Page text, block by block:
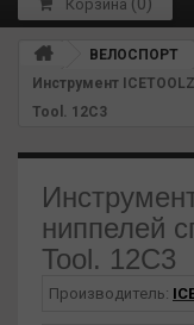
Корзина
ВЕЛОСПОРТ
Инструмент
Tool. 12C3
ниппелей
Tool. 12C3
Производитель: